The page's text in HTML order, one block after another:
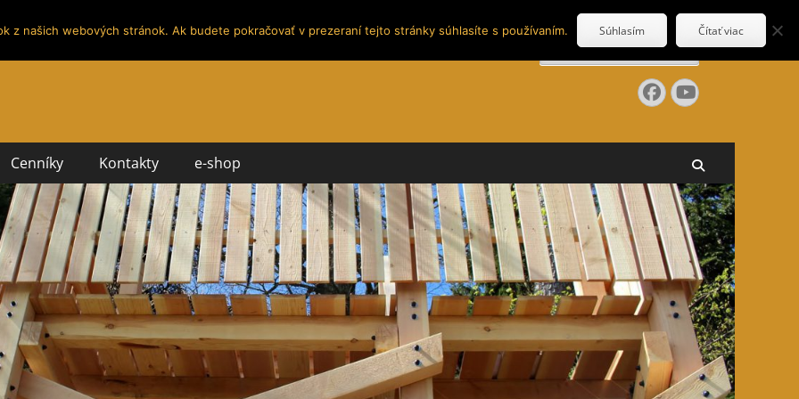
Search
for:
Facebook
YouTube
Cenníky Kontakty e-shop
z našich webových stránok. Ak budete pokračovať v prezeraní tejto stránky súhlasíte s používaním. Súhlasím Čítať viac